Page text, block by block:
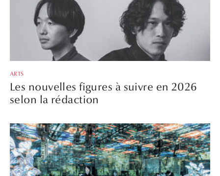
ARTS
Les nouvelles figures à suivre en 2026
selon la rédaction